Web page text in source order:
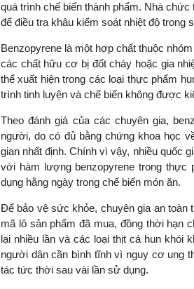
quá trình chế biến thành phẩm. Nhà
để điều tra khâu kiểm soát nhiệt độ trong
Benzopyrene là một hợp chất thuộc
các chất hữu cơ bị đốt cháy hoặc gia
thể xuất hiện trong các loại thực phẩm
trình tinh luyện và chế biến không được
Theo đánh giá của các chuyên gia,
người, do có đủ bằng chứng khoa học
gian nhất định. Chính vì vậy, nhiều quốc
với hàm lượng benzopyrene trong
dụng hằng ngày trong chế biến món ăn.
Để bảo vệ sức khỏe, chuyên gia an toàn
mã lô sản phẩm đã mua, đồng thời hạn
lại nhiều lần và các loại thịt cá hun khói
người dân cần bình tĩnh vì nguy cơ ung
tác tức thời sau vài lần sử dụng.
TS. Nguyễn Đức Độ -
Viện Kinh tế Tài chính
"Có rất nhiều
ngay từ bây
đang được tiến
đầu tư cho
nghệ; ban
khuyến khích
khởi nghiệp..."